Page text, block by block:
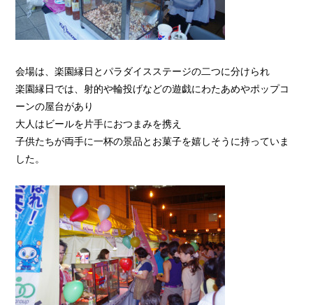
会場は、楽園縁日とパラダイスステージの二つに分けられ
楽園縁日では、射的や輪投げなどの遊戯にわたあめやポップコ
ーンの屋台があり
大人はビールを片手におつまみを携え
子供たちが両手に一杯の景品とお菓子を嬉しそうに持っていま
した。